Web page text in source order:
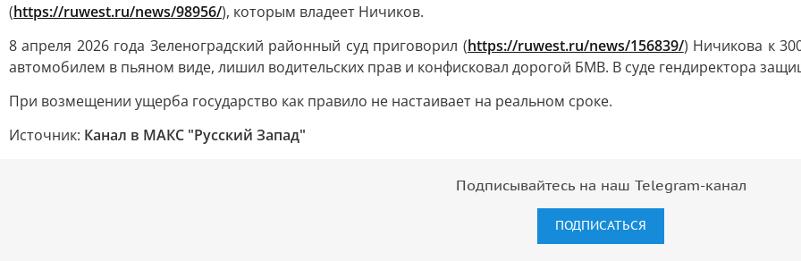
(https://ruwest.ru/news/98956/), которым владеет Ничиков.
8 апреля 2026 года Зеленоградский районный суд приговорил (https://ruwest.ru/news/156839/) Ничикова к
автомобилем в пьяном виде, лишил водительских прав и конфисковал дорогой БМВ. В суде гендиректора
При возмещении ущерба государство как правило не настаивает на реальном сроке.
Источник: Канал в МАКС "Русский Запад"
Подписывайтесь на наш Telegram-канал
ПОДПИСАТЬСЯ